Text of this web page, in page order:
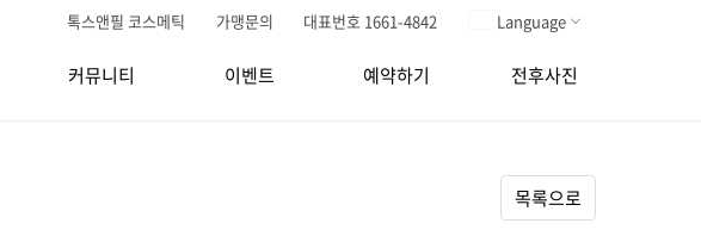
톡스앤필 코스메틱 가맹문의 대표번호 1661-4842 Language
커뮤니티 이벤트 예약하기 전후사진
목록으로